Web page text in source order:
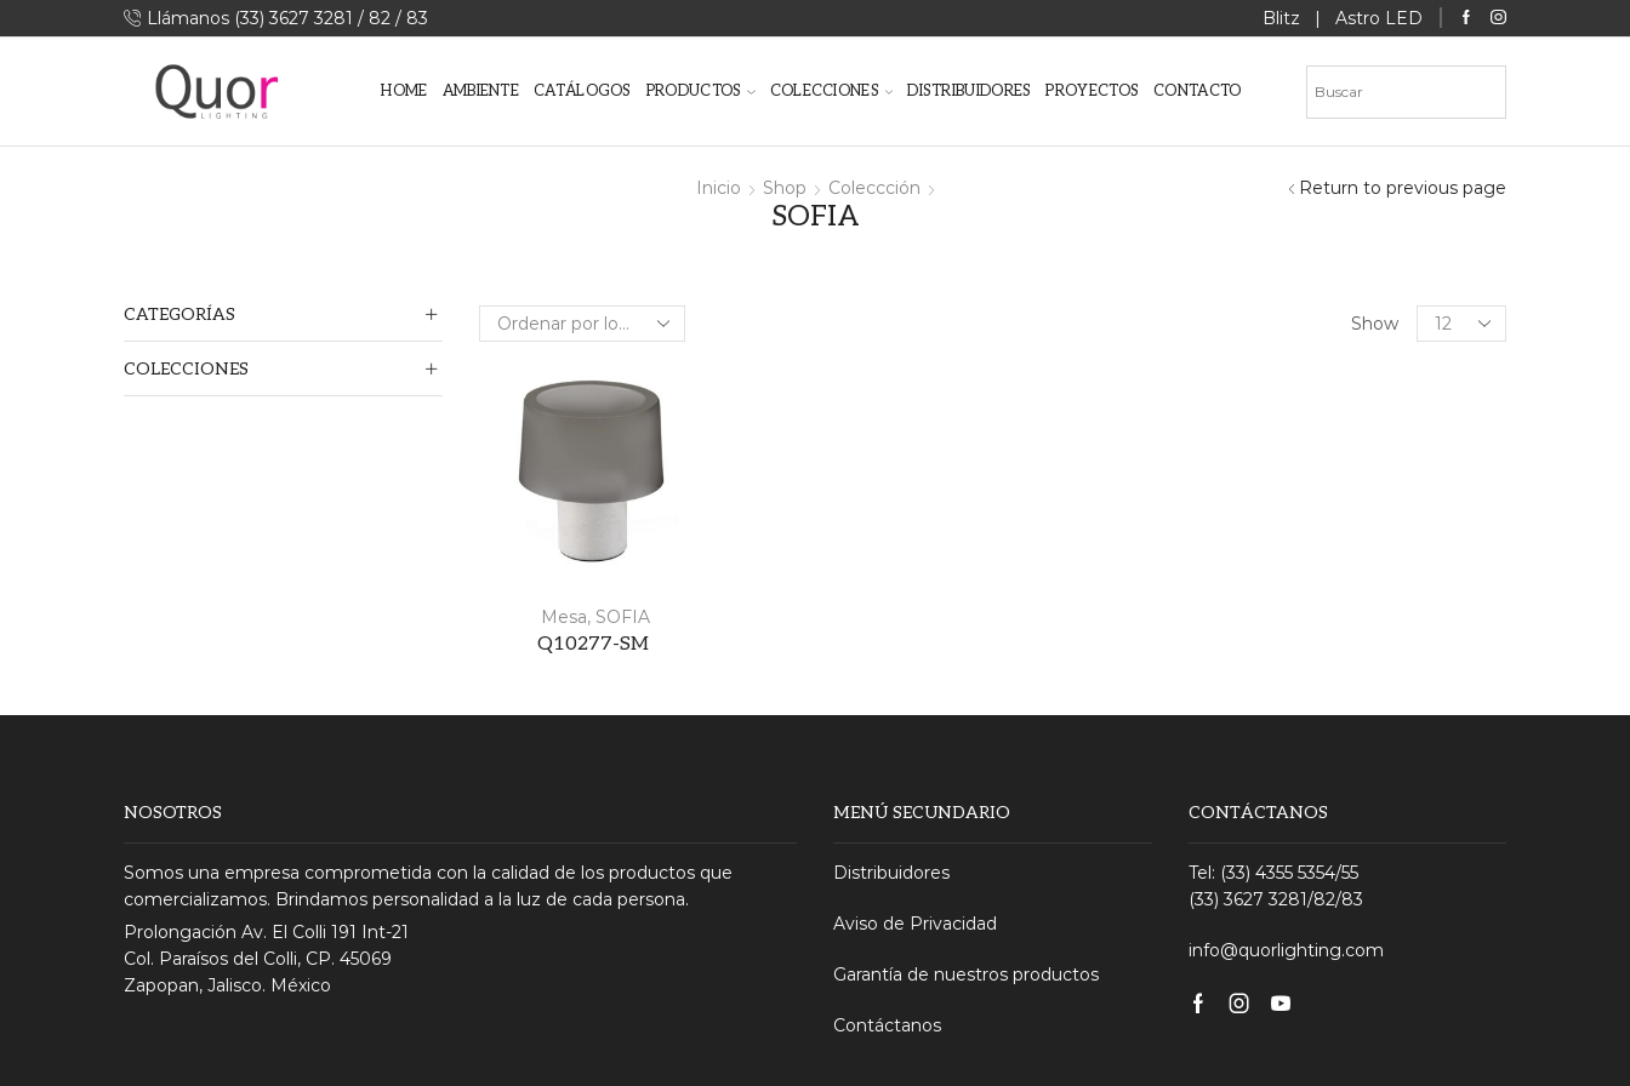
Llámanos (33) 3627 3281 / 82 / 83 Blitz | Astro LED
HOME AMBIENTE CATÁLOGOS PRODUCTOS COLECCIONES DISTRIBUIDORES PROYECTOS CONTACTO
Inicio Shop Coleccción
SOFIA
Return to previous page
Show
Products
per
Mesa, SOFIA
Q10277-SM
CATEGORÍAS
COLECCIONES
NOSOTROS
Somos una empresa comprometida con la calidad de los productos que
comercializamos. Brindamos personalidad a la luz de cada persona.
Prolongación Av. El Colli 191 Int-21
Col. Paraísos del Colli, CP. 45069
Zapopan, Jalisco. México
MENÚ SECUNDARIO
Distribuidores
Aviso de Privacidad
Garantía de nuestros productos
Contáctanos
CONTÁCTANOS
Tel: (33) 4355 5354/55
(33) 3627 3281/82/83
info@quorlighting.com
Facebook
Instagram
Youtube